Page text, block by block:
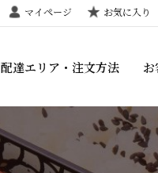
マイページ お気に入り
配達エリア・注文方法